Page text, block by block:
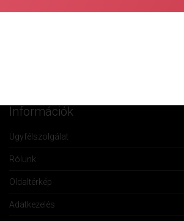
Kívánságlista
Információk
Ügyfélszolgálat
Rólunk
Oldaltérkép
Adatkezelés